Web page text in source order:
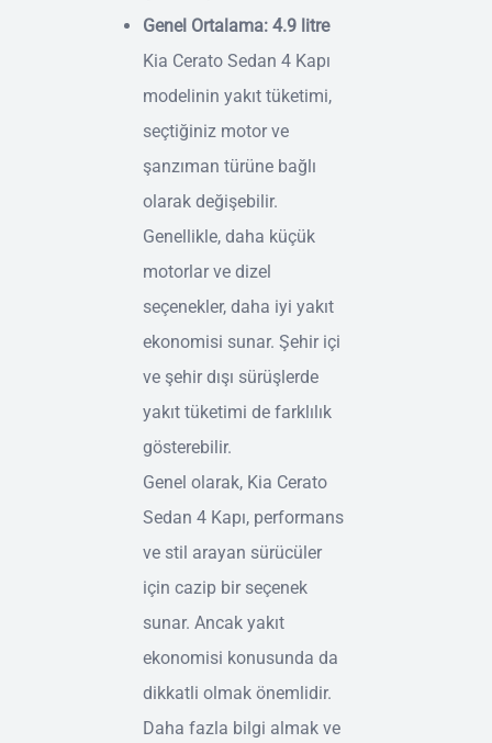
Genel Ortalama: 4.9 litre
Kia Cerato Sedan 4 Kapı
modelinin yakıt tüketimi,
seçtiğiniz motor ve
şanzıman türüne bağlı
olarak değişebilir.
Genellikle, daha küçük
motorlar ve dizel
seçenekler, daha iyi yakıt
ekonomisi sunar. Şehir içi
ve şehir dışı sürüşlerde
yakıt tüketimi de farklılık
gösterebilir.
Genel olarak, Kia Cerato
Sedan 4 Kapı, performans
ve stil arayan sürücüler
için cazip bir seçenek
sunar. Ancak yakıt
ekonomisi konusunda da
dikkatli olmak önemlidir.
Daha fazla bilgi almak ve